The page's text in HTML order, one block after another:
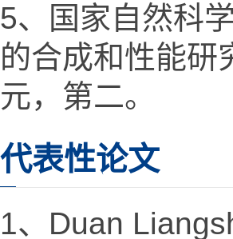
5、国家自然科
的合成和性能研
元，第二。
代表性论文
1、Duan